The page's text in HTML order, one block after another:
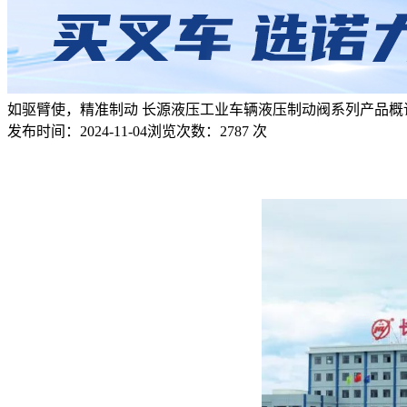
如驱臂使，精准制动 长源液压工业车辆液压制动阀系列产品概
发布时间： 2024-11-04浏览次数： 2787 次